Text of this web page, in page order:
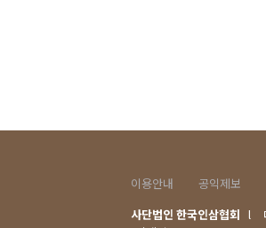
이용안내
공익제보
사단법인 한국인삼협회 l